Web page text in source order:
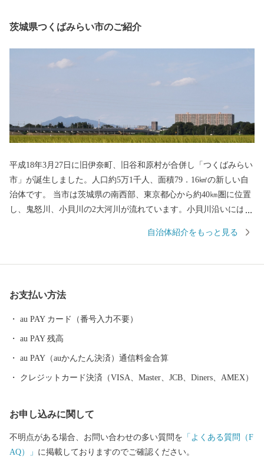
茨城県つくばみらい市のご紹介
平成18年3月27日に旧伊奈町、旧谷和原村が合併し「つくばみらい
市」が誕生しました。人口約5万1千人、面積79．16㎢の新しい自
治体です。 当市は茨城県の南西部、東京都心から約40㎞圏に位置
し、鬼怒川、小貝川の2大河川が流れています。小貝川沿いには、
地が形成され首都圏近郊都市に位置付けされています。 道路網
速鉄道「つくばエクスプレス」が走り、みらい平駅から東京秋葉
原まで最速で40分、つくばまでは12分で結ばれました。 みらい平
備され、新しいまちづくり進んでいます。 また、市内には首都圏
内で唯一、時代劇のロケが出来る施設である「ワープステーショ
ン江戸」をはじめ、関東三大不動尊である「板橋不動尊」や茨城
ど、多くの観光名所があります。 ぜひ魅力あふれる当市まで実際
に足をお運びください。
自治体紹介をもっと見る
お支払い方法
au PAY カード（番号入力不要）
au PAY 残高
au PAY（auかんたん決済）通信料金合算
クレジットカード決済（VISA、Master、JCB、Diners、AMEX）
お申し込みに関して
不明点がある場合、お問い合わせの多い質問を 「よくある質問（F
AQ）」 に掲載しておりますのでご確認ください。